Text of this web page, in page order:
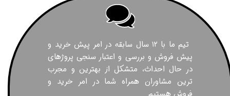
تیم ما با ۱۲ سال سابقه در امر پیش خرید و
پیش فروش و بررسی و اعتبار سنجی پروژهای
در حال احداث، متشکل از بهترین و مجرب
ترین مشاوران همراه شما در امر خرید و